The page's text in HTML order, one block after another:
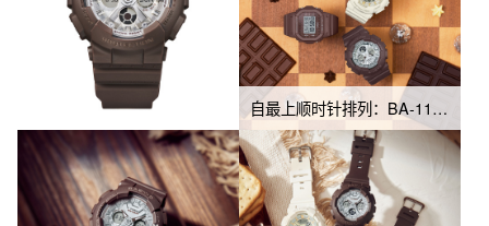
自最上顺时针排列：BA-110XSW-7A、BA-130SW-5A、BGD-565USW-5